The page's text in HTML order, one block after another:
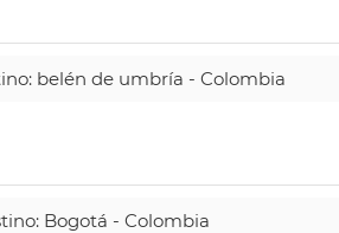
belén de umbría - Colombia
Bogotá - Colombia